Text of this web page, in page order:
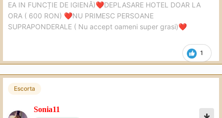
1
EA IN FUNCȚIE DE IGIENĂ)❤️DEPLASARE HOTEL DOAR LA
ORA ( 600 RON) ❤️NU PRIMESC PERSOANE
SUPRAPONDERALE ( Nu accept oameni super grasi)❤️
Escorta
Sonia11